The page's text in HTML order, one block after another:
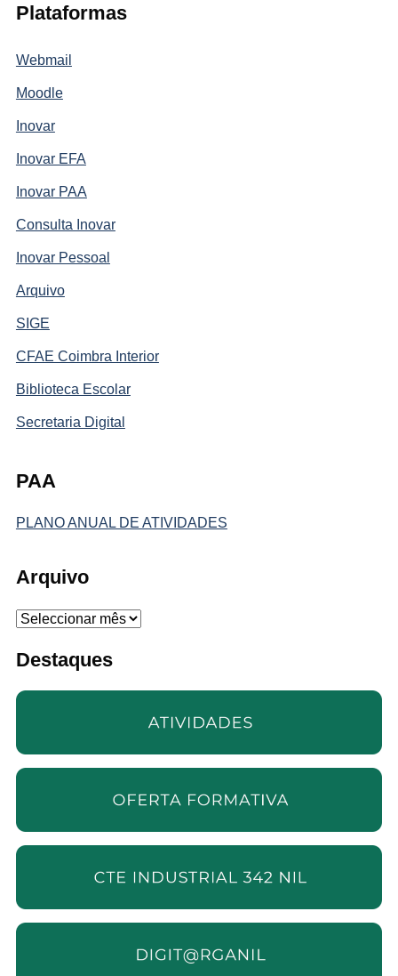
Plataformas
Webmail
Moodle
Inovar
Inovar EFA
Inovar PAA
Consulta Inovar
Inovar Pessoal
Arquivo
SIGE
CFAE Coimbra Interior
Biblioteca Escolar
Secretaria Digital
PAA
PLANO ANUAL DE ATIVIDADES
Arquivo
Arquivo
Destaques